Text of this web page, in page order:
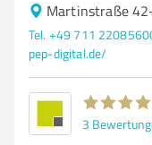
Martinstraße
Tel. +49 711
pep-digital.de/
3